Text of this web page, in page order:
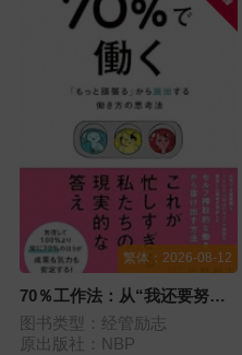
繁体：2026-08-12
70％工作法：从“我还要努力
一点”中抽身的工作思维
图书类型：经管励志
原出版社：NBP